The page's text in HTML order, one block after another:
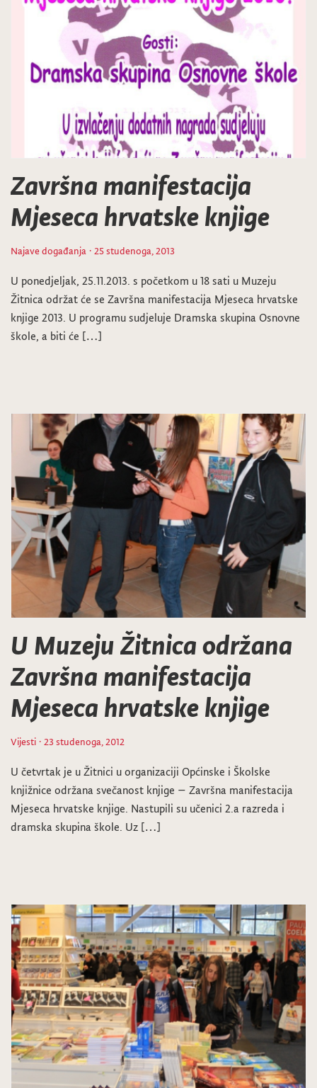
Završna manifestacija
Mjeseca hrvatske knjige
Najave događanja · 25 studenoga, 2013
U ponedjeljak, 25.11.2013. s početkom u 18 sati u Muzeju
Žitnica održat će se Završna manifestacija Mjeseca hrvatske
knjige 2013. U programu sudjeluje Dramska skupina Osnovne
škole, a biti će […]
U Muzeju Žitnica održana
Završna manifestacija
Mjeseca hrvatske knjige
Vijesti · 23 studenoga, 2012
U četvrtak je u Žitnici u organizaciji Općinske i Školske
knjižnice održana svečanost knjige – Završna manifestacija
Mjeseca hrvatske knjige. Nastupili su učenici 2.a razreda i
dramska skupina škole. Uz […]